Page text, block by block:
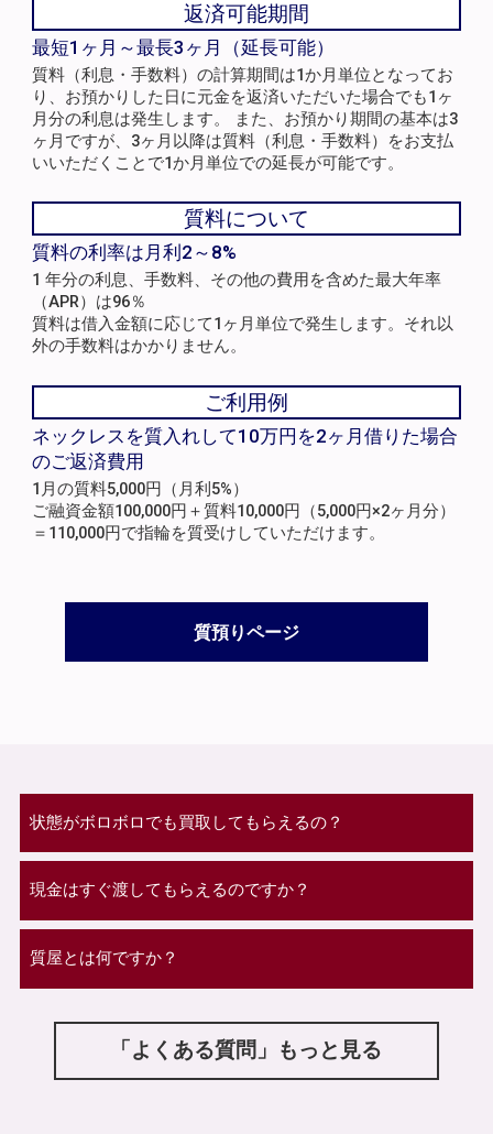
返済可能期間
最短1ヶ月～最長3ヶ月（延長可能）
質料（利息・手数料）の計算期間は1か月単位となってお
り、お預かりした日に元金を返済いただいた場合でも1ヶ
月分の利息は発生します。 また、お預かり期間の基本は3
ヶ月ですが、3ヶ月以降は質料（利息・手数料）をお支払
いいただくことで1か月単位での延長が可能です。
質料について
質料の利率は月利2～8%
1 年分の利息、手数料、その他の費用を含めた最大年率
（APR）は96％
質料は借入金額に応じて1ヶ月単位で発生します。それ以
外の手数料はかかりません。
ご利用例
ネックレスを質入れして10万円を2ヶ月借りた場合
のご返済費用
1月の質料5,000円（月利5%）
ご融資金額100,000円＋質料10,000円（5,000円×2ヶ月分）
＝110,000円で指輪を質受けしていただけます。
質預りページ
状態がボロボロでも買取してもらえるの？
現金はすぐ渡してもらえるのですか？
質屋とは何ですか？
「よくある質問」もっと見る